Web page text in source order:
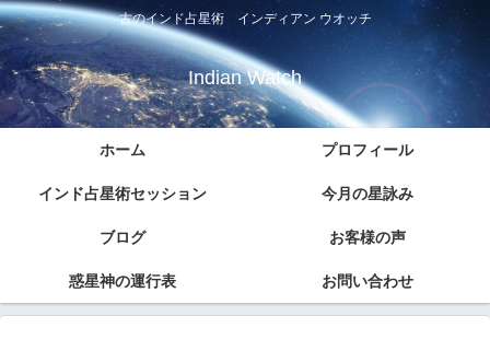
古のインド占星術 インディアン ウオッチ
Indian Watch
ホーム プロフィール
インド占星術セッション 今月の星詠み
ブログ お客様の声
惑星神の運行表 お問い合わせ